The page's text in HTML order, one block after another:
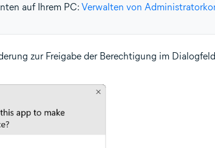
auf Ihrem PC: Verwalten von
zur Freigabe der Berechtigung im Dialogfeld